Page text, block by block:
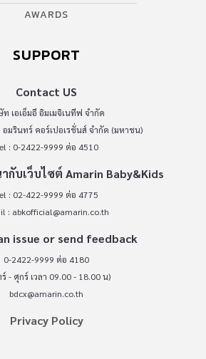
AWARDS
SUPPORT
Contact US
ท เอเอ็มอี อิมเมจิเนทีฟ จำกัด
อมรินทร์ คอร์เปอเรชั่นส์ จำกัด (มหาชน)
: 0-2422-9999 ต่อ 4510
บเว็บไซต์ Amarin Baby&Kids
: 02-422-9999 ต่อ 4775
: abkofficial@amarin.co.th
issue or send feedback
0-2422-9999 ต่อ 4180
- ศุกร์ เวลา 09.00 - 18.00 น)
bdcx@amarin.co.th
Privacy Policy